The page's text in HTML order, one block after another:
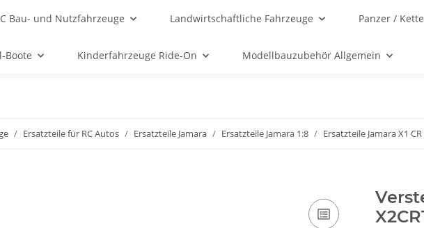
Bau- und Nutzfahrzeuge Landwirtschaftliche Fahrzeuge Panzer /
Boote Kinderfahrzeuge Ride-On Modellbauzubehör Allgemein
Ersatzteile für RC Autos Ersatzteile Jamara Ersatzteile Jamara 1:8 Ersatzteile Jamara X1 CR